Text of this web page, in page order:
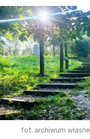
s
t
e
d
o
n
fot. archiwum własne